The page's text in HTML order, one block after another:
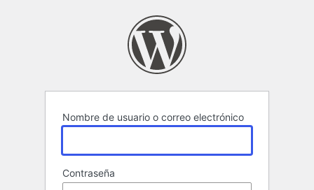
Nombre de usuario o correo electrónico
Contraseña